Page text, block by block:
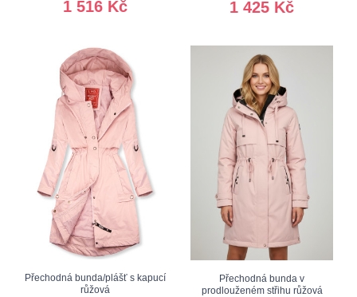
1 516 Kč 1 425 Kč
Přechodná bunda/plášť s kapucí
růžová
Přechodná bunda v
prodlouženém střihu růžová